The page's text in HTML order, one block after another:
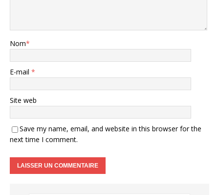
Nom*
E-mail *
Site web
Save my name, email, and website in this browser for the
next time I comment.